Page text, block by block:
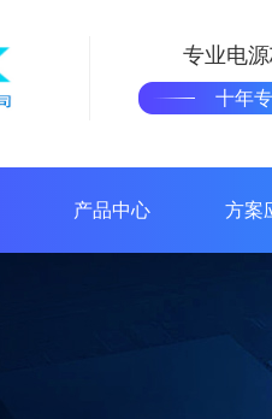
专业电
十年
产品中心 方案